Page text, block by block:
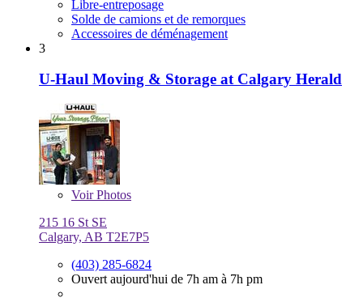
Libre-entreposage
Solde de camions et de remorques
Accessoires de déménagement
3
U-Haul Moving & Storage at Calgary Herald
VoirPhotos
215 16 St SE
Calgary, AB T2E7P5
(403) 285-6824
Ouvert aujourd'hui de 7h am à 7h pm